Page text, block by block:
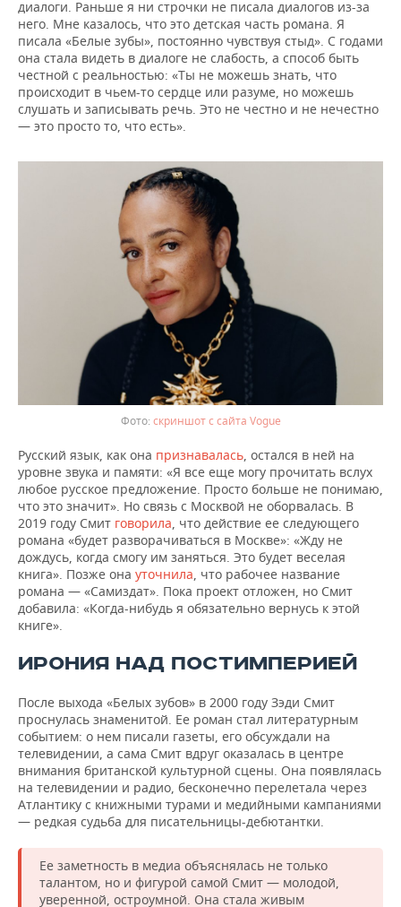
диалоги. Раньше я ни строчки не писала диалогов из-за
него. Мне казалось, что это детская часть романа. Я
писала «Белые зубы», постоянно чувствуя стыд». С годами
она стала видеть в диалоге не слабость, а способ быть
честной с реальностью: «Ты не можешь знать, что
происходит в чьем-то сердце или разуме, но можешь
слушать и записывать речь. Это не честно и не нечестно
— это просто то, что есть».
скриншот с сайта Vogue
Русский язык, как она признавалась, остался в ней на
уровне звука и памяти: «Я все еще могу прочитать вслух
любое русское предложение. Просто больше не понимаю,
что это значит». Но связь с Москвой не оборвалась. В
2019 году Смит говорила, что действие ее следующего
романа «будет разворачиваться в Москве»: «Жду не
дождусь, когда смогу им заняться. Это будет веселая
книга». Позже она уточнила, что рабочее название
романа — «Самиздат». Пока проект отложен, но Смит
добавила: «Когда-нибудь я обязательно вернусь к этой
книге».
ИРОНИЯ НАД ПОСТИМПЕРИЕЙ
После выхода «Белых зубов» в 2000 году Зэди Смит
проснулась знаменитой. Ее роман стал литературным
событием: о нем писали газеты, его обсуждали на
телевидении, а сама Смит вдруг оказалась в центре
внимания британской культурной сцены. Она появлялась
на телевидении и радио, бесконечно перелетала через
Атлантику с книжными турами и медийными кампаниями
— редкая судьба для писательницы-дебютантки.
Ее заметность в медиа объяснялась не только
талантом, но и фигурой самой Смит — молодой,
уверенной, остроумной. Она стала живым